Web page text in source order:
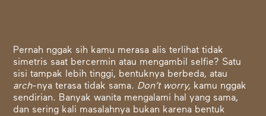
Pernah nggak sih kamu merasa alis terlihat tidak
simetris saat bercermin atau mengambil selfie? Satu
sisi tampak lebih tinggi, bentuknya berbeda, atau
arch-nya terasa tidak sama. Don’t worry, kamu nggak
sendirian. Banyak wanita mengalami hal yang sama,
dan sering kali masalahnya bukan karena bentuk